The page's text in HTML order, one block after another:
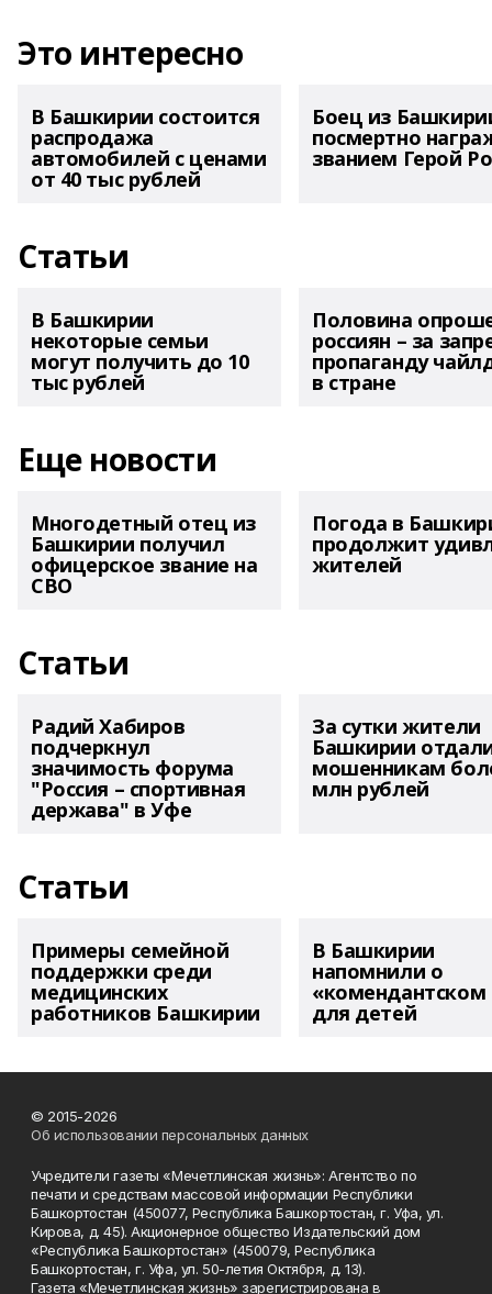
Это интересно
В Башкирии состоится
распродажа
автомобилей с ценами
от 40 тыс рублей
Боец из
посмертно
званием Герой
Статьи
В Башкирии
некоторые семьи
могут получить до 10
тыс рублей
Половина
россиян – за
пропаганду
в стране
Еще новости
Многодетный отец из
Башкирии получил
офицерское звание на
СВО
Погода в
продолжит
жителей
Статьи
Радий Хабиров
подчеркнул
значимость форума
"Россия – спортивная
держава" в Уфе
За сутки жители
Башкирии
мошенникам
млн рублей
Статьи
Примеры семейной
поддержки среди
медицинских
работников Башкирии
В Башкирии
напомнили о
«комендантском
для детей
© 2015-2026
Об использовании персональных данных
Учредители газеты «Мечетлинская жизнь»: Агентство по
печати и средствам массовой информации Республики
Башкортостан (450077, Республика Башкортостан, г. Уфа, ул.
Кирова, д. 45). Акционерное общество Издательский дом
«Республика Башкортостан» (450079, Республика
Башкортостан, г. Уфа, ул. 50-летия Октября, д. 13).
Газета «Мечетлинская жизнь» зарегистрирована в